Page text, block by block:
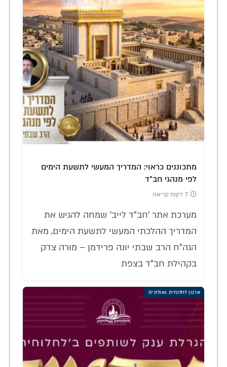
מתכוננים כראוי: המדריך המעשי לתשעת הימים
לפי מנהגי חב"ד
7 דקות קריאה
מערכת אתר 'חב"ד לייב' שמחה להגיש את
המדריך ההלכתי המעשי לתשעת הימים, מאת
הגה"ח הרב שבתי יונה פרידמן – מורה צדק
בקהילת חב"ד בצפת
ארגון לחלוחית גאולתית